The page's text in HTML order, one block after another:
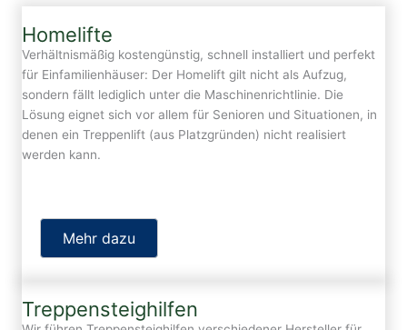
Homelifte
Verhältnismäßig kostengünstig, schnell installiert und perfekt
für Einfamilienhäuser: Der Homelift gilt nicht als Aufzug,
sondern fällt lediglich unter die Maschinenrichtlinie. Die
Lösung eignet sich vor allem für Senioren und Situationen, in
denen ein Treppenlift (aus Platzgründen) nicht realisiert
werden kann.
Mehr dazu
Treppensteighilfen